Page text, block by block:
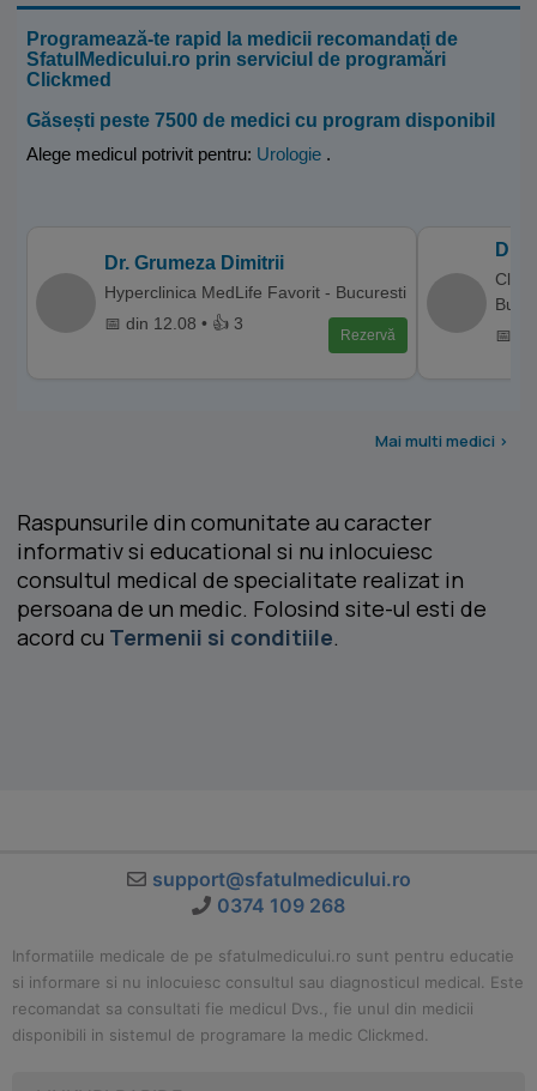
Programează-te rapid la medicii recomandați de
SfatulMedicului.ro prin serviciul de programări
Clickmed
Găsești peste 7500 de medici cu program disponibil
Alege medicul potrivit pentru: Urologie .
Dr. Grumeza Dimitrii
Hyperclinica MedLife Favorit - Bucuresti
📅 din 12.08 • 👍 3
Rezervă
Dr.
📅
Mai multi medici >
Raspunsurile din comunitate au caracter
informativ si educational si nu inlocuiesc
consultul medical de specialitate realizat in
persoana de un medic. Folosind site-ul esti de
acord cu Termenii si conditiile.
support@sfatulmedicului.ro
0374 109 268
Informatiile medicale de pe sfatulmedicului.ro sunt pentru educatie
si informare si nu inlocuiesc consultul sau diagnosticul medical. Este
recomandat sa consultati fie medicul Dvs., fie unul din medicii
disponibili in sistemul de programare la medic Clickmed.